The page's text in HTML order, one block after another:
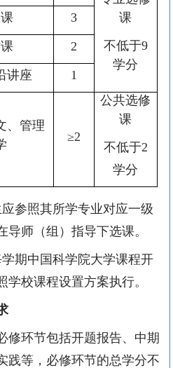
课
不低于9
学分
3
2
讲座 1
、管理
≥2
公共选修
课
不低于2
学分
照其所学专业对应一级
师（组）指导下选课。
期中国科学院大学课程开
校课程设置方案执行。
环节包括开题报告、中期
践等，必修环节的总学分不